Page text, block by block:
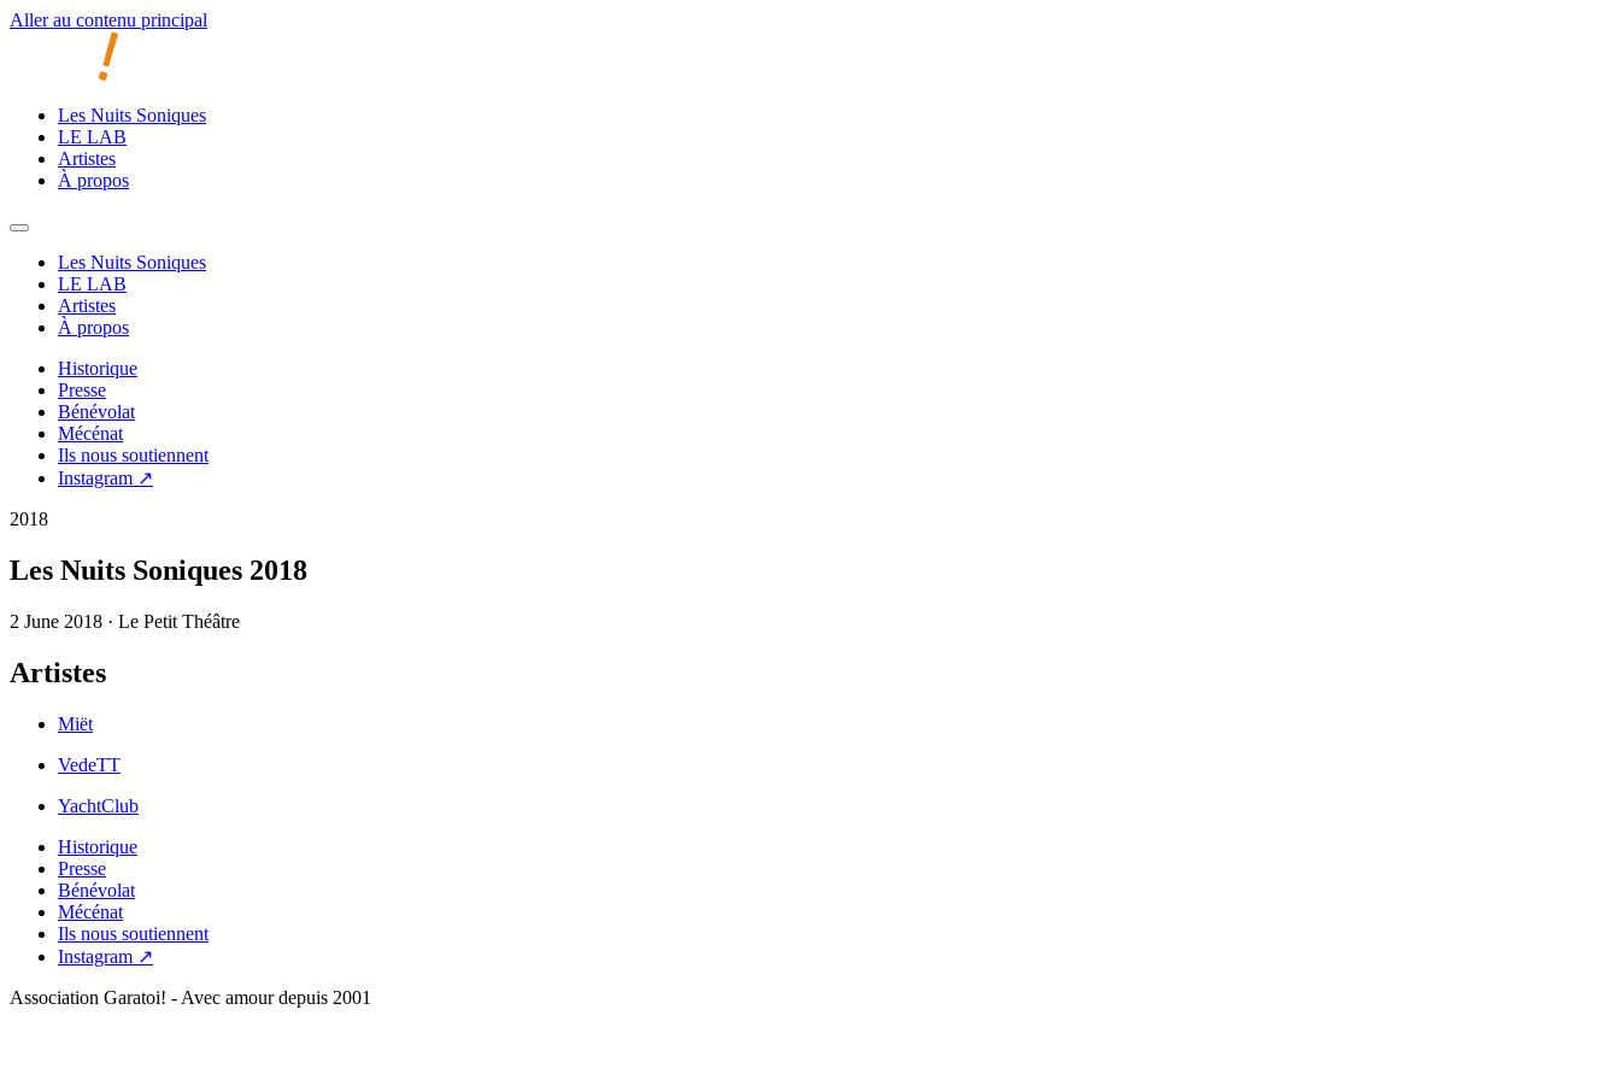
Aller au contenu principal
Les Nuits Soniques
LE LAB
Artistes
À propos
Les Nuits Soniques
LE LAB
Artistes
À propos
Historique
Presse
Bénévolat
Mécénat
Ils nous soutiennent
Instagram ↗
2018
Les Nuits Soniques 2018
2 June 2018 · Le Petit Théâtre
Artistes
Miët
VedeTT
YachtClub
Historique
Presse
Bénévolat
Mécénat
Ils nous soutiennent
Instagram ↗
Association Garatoi! - Avec amour depuis 2001